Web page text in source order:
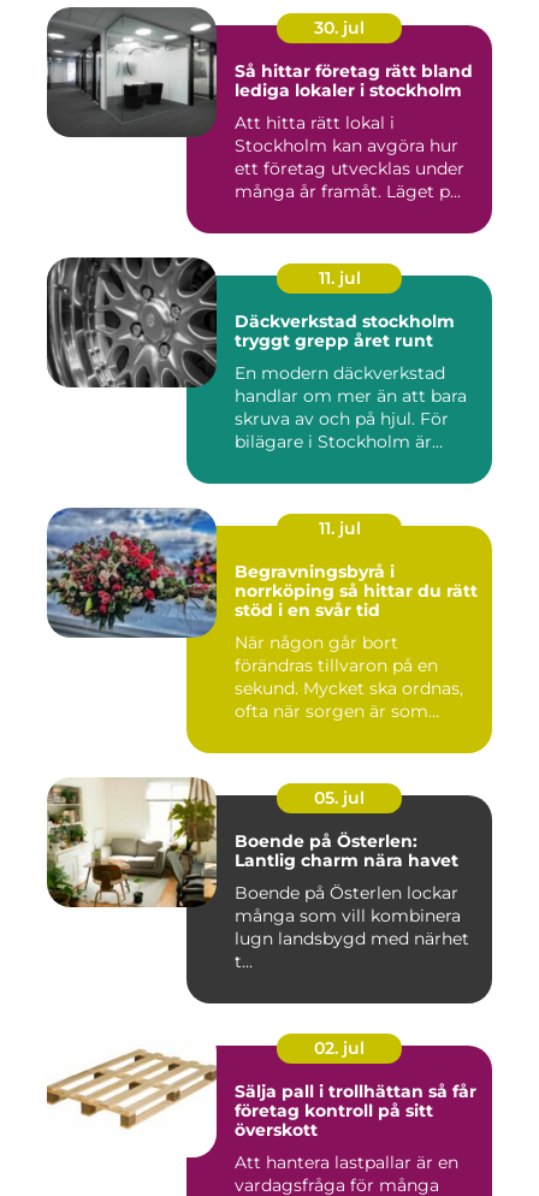
30. jul
Så hittar företag rätt bland
lediga lokaler i stockholm
Att hitta rätt lokal i
Stockholm kan avgöra hur
ett företag utvecklas under
många år framåt. Läget p...
11. jul
Däckverkstad stockholm
tryggt grepp året runt
En modern däckverkstad
handlar om mer än att bara
skruva av och på hjul. För
bilägare i Stockholm är...
11. jul
Begravningsbyrå i
norrköping så hittar du rätt
stöd i en svår tid
När någon går bort
förändras tillvaron på en
sekund. Mycket ska ordnas,
ofta när sorgen är som
05. jul
Boende på Österlen:
Lantlig charm nära havet
Boende på Österlen lockar
många som vill kombinera
lugn landsbygd med närhet
t...
02. jul
Sälja pall i trollhättan så får
företag kontroll på sitt
överskott
Att hantera lastpallar är en
vardagsfråga för många